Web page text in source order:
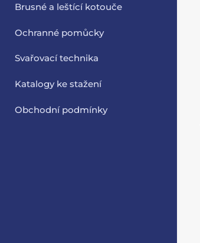
Brusné a leštící kotouče
Ochranné pomůcky
Svařovací technika
Katalogy ke stažení
Obchodní podmínky